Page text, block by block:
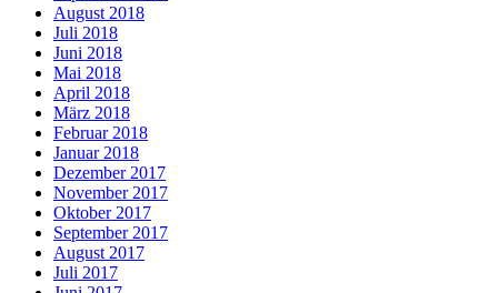
August 2018
Juli 2018
Juni 2018
Mai 2018
April 2018
März 2018
Februar 2018
Januar 2018
Dezember 2017
November 2017
Oktober 2017
September 2017
August 2017
Juli 2017